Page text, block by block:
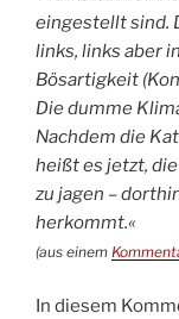
eingestellt sind.
links, links aber
Bösartigkeit
Die dumme
Nachdem die
heißt es jetzt,
zu jagen –
herkommt.«
(aus einem
In diesem